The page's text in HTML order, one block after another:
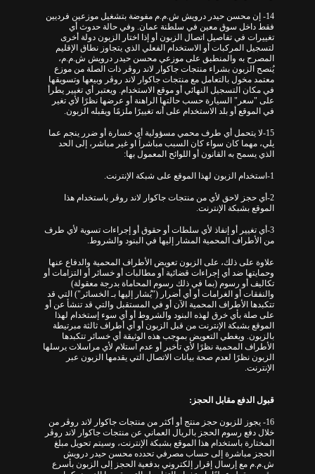
14- إن محسن حيدر درويش ش.م.م مفوضة بتشغيل موزعين فرديين
فقط داخل سوق معين في سلطنة عمان. وفي حالة حدوث أي
تغييرات في تفاصيل اتصال الزبون أو إذا اختار الزبون دولة أخرى
لتسجيل المركبات أو الاستخدام الفعلي الذي يتجاوز نطاق الإقليم
المصرح به والمنطبق على موزعي محسن حيدر درويش ش.م.م،
يُنصح الزبون بشراء منتجات جاكوار لاند روڤر ذات الصلة من موزع
معتمد مخول بالتعامل مع منتجات جاكوار لاند روڤر وبيعها وتسويقها
في مكان التسجيل النهائي أو موقع الاستخدام. ويعتبر أي تغيير يطرأ
على "سعر" السيارة حسب حالتها الراهنة أو عرضها نظرًا لأي تغير
في الموقع أو بلد الاستخدام على أنه تغييرًا ملزمًا ويقبله الزبون.
15-لا يتحمل أي طرف محمي مسؤولية أي خسارة أو ضرر ينجم عما
يلي، مهما كان سواء كان السبب مباشراً او غير مباشر، إلى الحد
الذي يسمح به القانون أو اللوائح المعمول بها:
1-استخدام الزبون لهذا الموقع على شبكة الإنترنت.
2-أي حجز لاحق لأي من منتجات جاكوار لاند روڤر باستخدام هذا
الموقع بشبكة الإنترنت.
3-أي تغيير أو إنفاذ لأي سلطات أو حقوق أو إجراءات تسوية لأي طرف
من الأطراف المحمية المشار إليها في البنود والشروط.
علاوة على ذلك، على الزبون تعويض الأطراف المحمية والدفاع عنها
وحمايتها ضد أي إجراءات قضائية أو مطالبات أو خسائر أو التزامات أو
تكاليف أو رسوم (بما في ذلك رسوم المحاماة بدرجة معقولة)
والنفقات أو الغرامات أو أي أضرار ("يُشار إليها بـ الخسائر") التي قد
تتكبدها الأطراف المحمية الآن أو في المستقبل والتي قد تنشأ عن أو
على صلة بأي خرق لهذه البنود والشروط أو أي سوء إستخدام لهذا
الموقع بشبكة الإنترنت من قبل الزبون أو أي أطراف ثالثة مبرتيطة
بالزبون. ويغطي التعويض بموجب هذه الوثيقة أي خسائر تتكبدها
الأطراف المحمية نظرًا لأي تأخير أو عدم استلام لأي مراسلات يرسلها
الزبون نظرًا لعدم صحة بيانات الاتصال التي يقدمها الزبون عبر
الإنترنت.
قبول الدفع مقابل الحجز:
16- يجوز للزبون حجز منتج أو أكثر من منتجات جاكوار لاند روڤر من
خلال دفع رسوم الحجز بالريال العماني عن منتجات جاكوار لاند روڤر
المختارة باستخدام هذا الموقع بشبكة الإنترنت، وسيتم تحويل مبلغ
الحجز مباشرة إلى حساب مصرفي تحدده محسن حيدر درويش
ش.م.م مع إرسال إقرار إلكتروني بدفعية الحجز إلى الزبون بأسرع